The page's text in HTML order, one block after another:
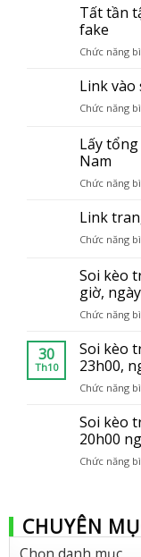
Tất tần
fake
Chức năng
Link vào
Chức năng
Lấy
Nam
Chức năng
Link
Chức năng
Soi kèo
giờ,
Chức năng
30
Th10
Soi kèo
23h00,
Chức năng
Soi kèo
20h00
Chức năng
CHUYÊN
Chuyên